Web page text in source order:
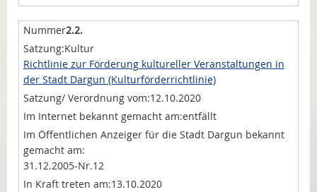
2.2.
Kultur
Richtlinie zur Förderung kultureller Veranstaltungen in
der Stadt Dargun (Kulturförderrichtlinie)
12.10.2020
entfällt
31.12.2005-Nr.12
13.10.2020